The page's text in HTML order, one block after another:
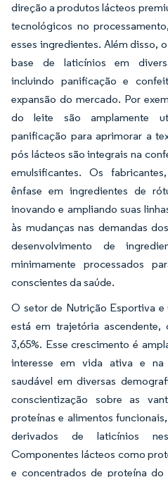
direção a produtos lácteos
tecnológicos no
esses ingredientes. Além disso,
base de laticínios em
incluindo panificação e
expansão do mercado. Por
do leite são amplamente
panificação para aprimorar a
pós lácteos são integrais na
emulsificantes. Os
ênfase em ingredientes de
inovando e ampliando suas
às mudanças nas demandas
desenvolvimento de
minimamente processados
conscientes da saúde.
O setor de Nutrição Esportiva
está em trajetória
3,65%. Esse crescimento é
interesse em vida ativa e na
saudável em diversas
conscientização sobre as
proteínas e alimentos
derivados de laticínios
Componentes lácteos como
e concentrados de proteína do